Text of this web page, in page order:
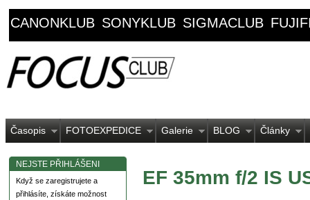
CANONKLUB SONYKLUB SIGMACLUB
Časopis FOTOEXPEDICE Galerie BLOG Články
NEJSTE PŘIHLÁŠENI
Když se zaregistrujete a
přihlásíte, získáte možnost
EF 35mm f/2 IS